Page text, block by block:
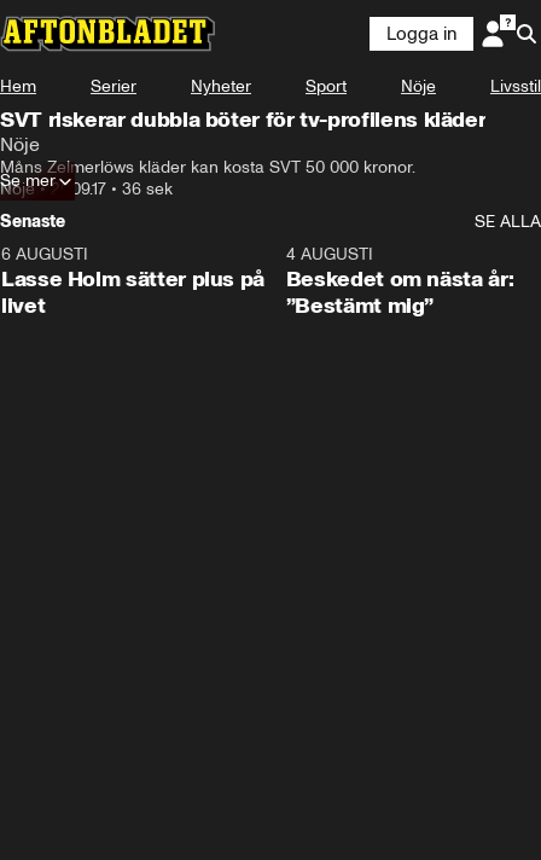
Logga in
Hem Serier Nyheter Sport Nöje Livsstil
SVT riskerar dubbla böter för tv-profilens kläder
Nöje
Måns Zelmerlöws kläder kan kosta SVT 50 000 kronor.
Nöje•20.09.17 • 36 sek
Se mer
Senaste
SE ALLA
6 AUGUSTI
Lasse Holm sätter plus på
livet
4 AUGUSTI
Beskedet om nästa år:
”Bestämt mig”